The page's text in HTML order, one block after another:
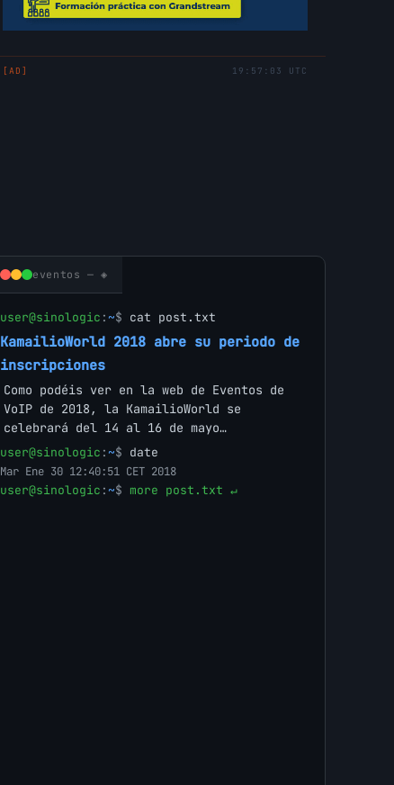
[AD] 19:57:03 UTC
eventos — ◈
user@sinologic : ~$ cat post.txt
KamailioWorld 2018 abre su periodo de
inscripciones
Como podéis ver en la web de Eventos de
VoIP de 2018, la KamailioWorld se
celebrará del 14 al 16 de mayo…
user@sinologic : ~$ date
Mar Ene 30 12:40:51 CET 2018
user@sinologic : ~$ more post.txt ↵